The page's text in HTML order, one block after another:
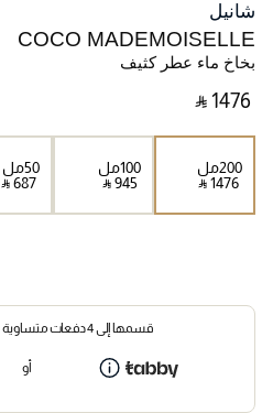
شانيل
COCO MADEMOISELLE
بخاخ ماء عطر كثيف
‎ ⃁ ⁦1476⁩ ‎
200مل
‎ ⃁ ⁦1476⁩ ‎
100مل
‎ ⃁ ⁦945⁩ ‎
50مل
‎ ⃁ ⁦687⁩ ‎
قسمها إلى 4 دفعات متساوية بقيمة
أو